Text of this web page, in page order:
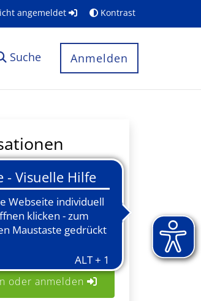
angemeldet Kontrast
Suche Anmelden
oder anmelden